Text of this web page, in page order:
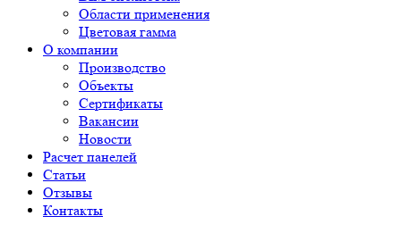
Области применения
Цветовая гамма
О компании
Производство
Объекты
Сертификаты
Вакансии
Новости
Расчет панелей
Статьи
Отзывы
Контакты